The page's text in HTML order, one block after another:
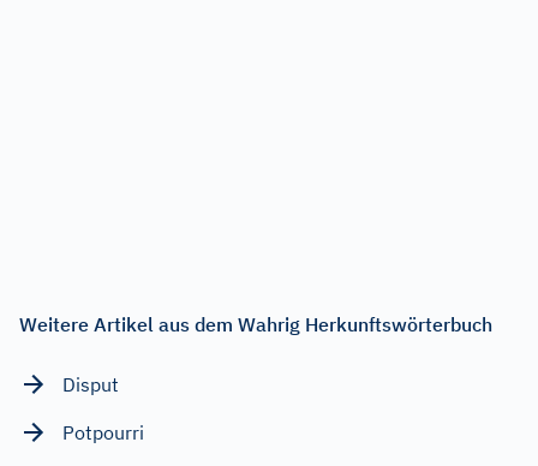
Weitere Artikel aus dem Wahrig Herkunftswörterbuch
Disput
Potpourri